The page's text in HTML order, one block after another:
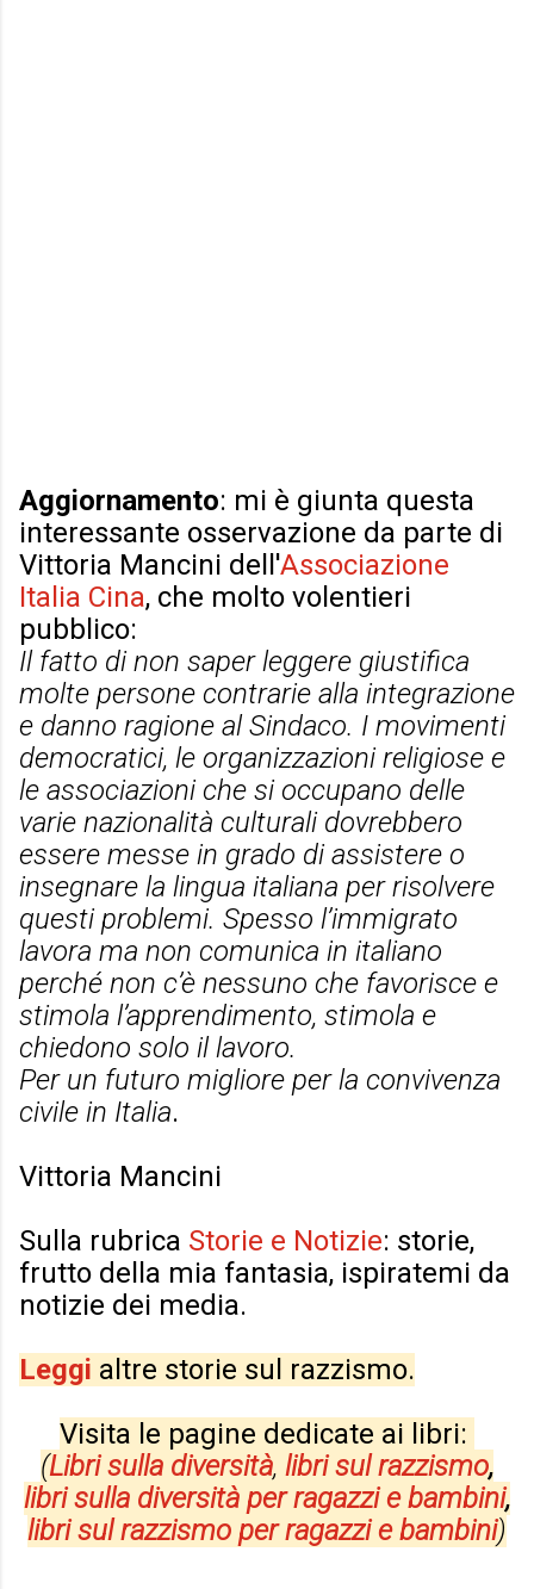
Aggiornamento: mi è giunta questa
interessante osservazione da parte di
Vittoria Mancini dell'Associazione
Italia Cina, che molto volentieri
pubblico:
Il fatto di non saper leggere giustifica
molte persone contrarie alla integrazione
e danno ragione al Sindaco. I movimenti
democratici, le organizzazioni religiose e
le associazioni che si occupano delle
varie nazionalità culturali dovrebbero
essere messe in grado di assistere o
insegnare la lingua italiana per risolvere
questi problemi. Spesso l’immigrato
lavora ma non comunica in italiano
perché non c’è nessuno che favorisce e
stimola l’apprendimento, stimola e
chiedono solo il lavoro.
Per un futuro migliore per la convivenza
civile in Italia.
Vittoria Mancini
Sulla rubrica Storie e Notizie: storie,
frutto della mia fantasia, ispiratemi da
notizie dei media.
Leggi altre storie sul razzismo.
Visita le pagine dedicate ai libri:
(Libri sulla diversità, libri sul razzismo,
libri sulla diversità perragazzi e bambini,
libri sul razzismo per ragazzi e bambini)